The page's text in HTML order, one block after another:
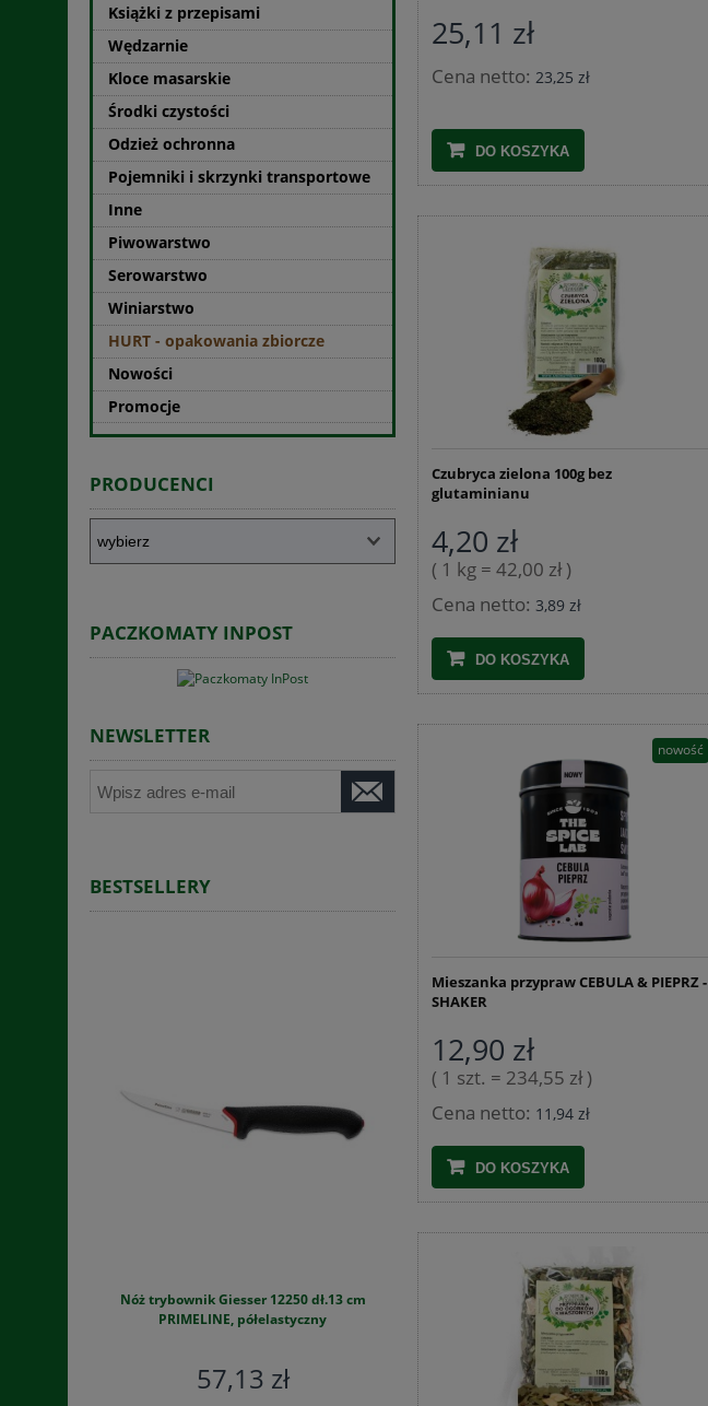
Książki z przepisami
Wędzarnie
Kloce masarskie
Środki czystości
Odzież ochronna
Pojemniki i skrzynki transportowe
Inne
Piwowarstwo
Serowarstwo
Winiarstwo
HURT - opakowania zbiorcze
Nowości
Promocje
PRODUCENCI
PACZKOMATY INPOST
NEWSLETTER
BESTSELLERY
Nóż trybownik Giesser 12250 dł.13 cm
PRIMELINE, półelastyczny
57,13 zł
Szynkowar ze stali nierdzewnej 1,5 kg
zestaw z termometrem i workami
76,25 zł
25,11 zł
Cena netto: 23,25 zł
DO KOSZYKA
Czubryca zielona 100g bez
glutaminianu
4,20 zł
( 1 kg = 42,00 zł )
Cena netto: 3,89 zł
DO KOSZYKA
Mieszanka przypraw CEBULA & PIEPRZ -
SHAKER
12,90 zł
( 1 szt. = 234,55 zł )
Cena netto: 11,94 zł
DO KOSZYKA
nowość